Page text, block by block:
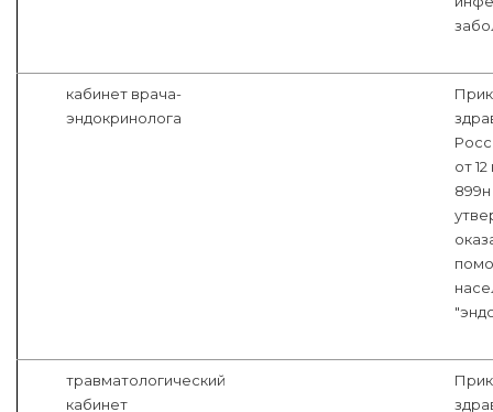
кабинет врача-
эндокринолога
от
травматологический
кабинет